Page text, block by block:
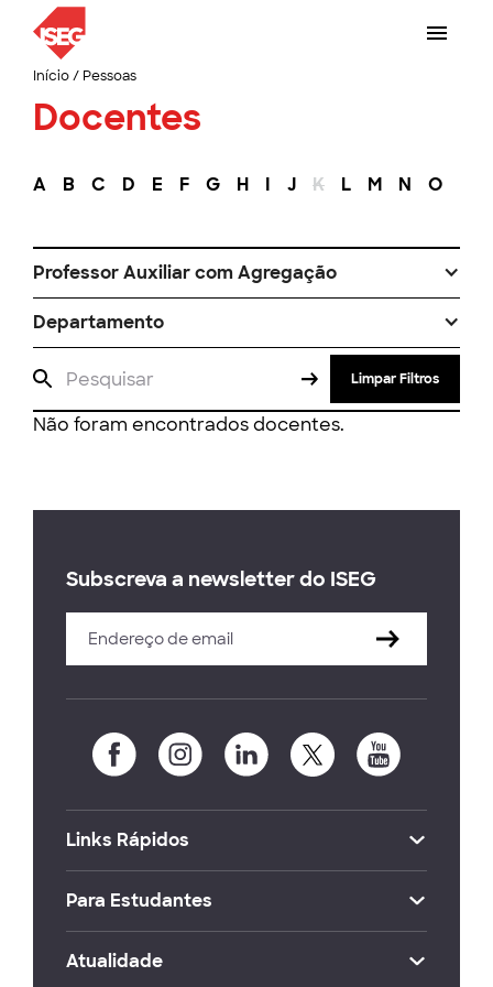
Início/ Pessoas
Docentes
A B C D E F G H I J K L M N O
Professor Auxiliar com Agregação
Departamento
Limpar Filtros
Não foram encontrados docentes.
Subscreva a newsletter do ISEG
Links Rápidos
Para Estudantes
Atualidade